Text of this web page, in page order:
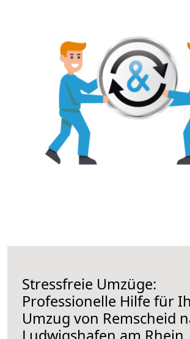
Stressfreie Umzüge:
Professionelle Hilfe für
Umzug von Remscheid